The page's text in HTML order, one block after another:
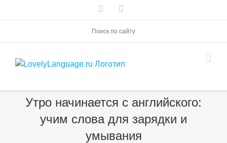
Поиск по сайту
Утро начинается с английского:
учим слова для зарядки и
умывания